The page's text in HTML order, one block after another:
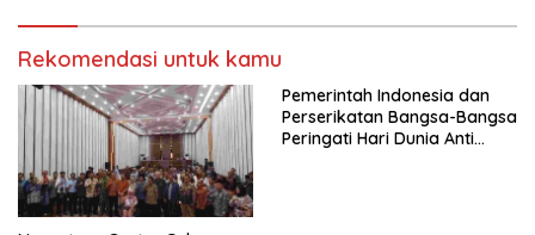
Kasih Allah.
RUU Ketenagakerjaan Baru.
Rekomendasi untuk kamu
Pemerintah Indonesia dan
Perserikatan Bangsa-Bangsa
Peringati Hari Dunia Anti